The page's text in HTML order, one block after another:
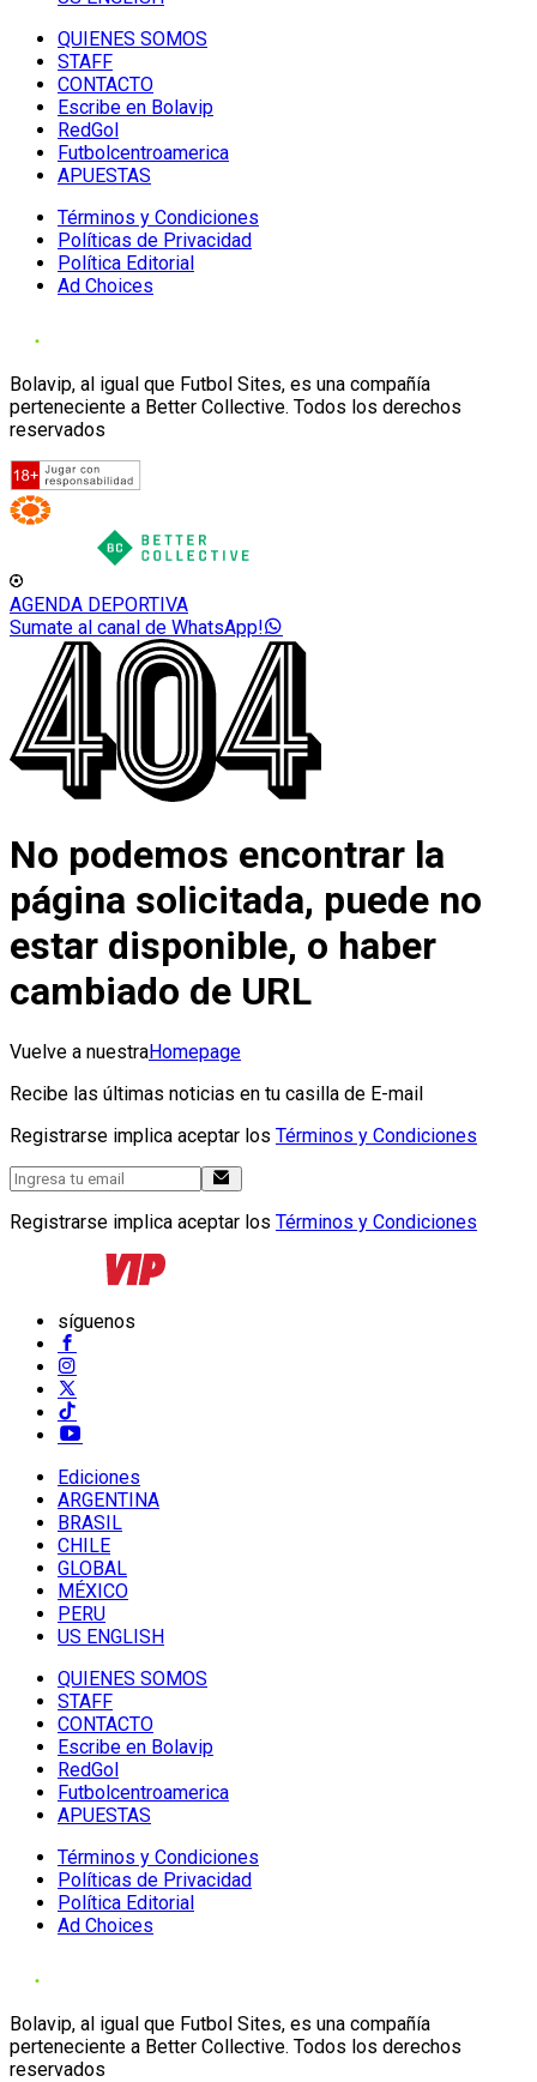
QUIENES SOMOS
STAFF
CONTACTO
Escribe en Bolavip
RedGol
Futbolcentroamerica
APUESTAS
Términos y Condiciones
Políticas de Privacidad
Política Editorial
Ad Choices
Bolavip, al igual que Futbol Sites, es una compañía
perteneciente a Better Collective. Todos los derechos
reservados
AGENDA DEPORTIVA
Sumate al canal de WhatsApp!
No podemos encontrar la
página solicitada, puede no
estar disponible, o haber
cambiado de URL
Vuelve a nuestraHomepage
Recibe las últimas noticias en tu casilla de E-mail
Registrarse implica aceptar los Términos y Condiciones
Registrarse implica aceptar los Términos y Condiciones
síguenos
Ediciones
ARGENTINA
BRASIL
CHILE
GLOBAL
MÉXICO
PERU
US ENGLISH
QUIENES SOMOS
STAFF
CONTACTO
Escribe en Bolavip
RedGol
Futbolcentroamerica
APUESTAS
Términos y Condiciones
Políticas de Privacidad
Política Editorial
Ad Choices
Bolavip, al igual que Futbol Sites, es una compañía
perteneciente a Better Collective. Todos los derechos
reservados